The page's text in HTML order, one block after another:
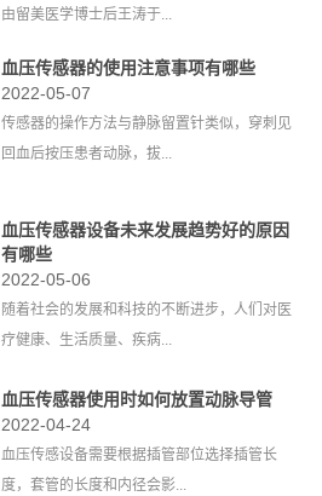
由留美医学博士后王涛于...
血压传感器的使用注意事项有哪些
2022-05-07
传感器的操作方法与静脉留置针类似，穿刺见
回血后按压患者动脉，拔...
血压传感器设备未来发展趋势好的原因
有哪些
2022-05-06
随着社会的发展和科技的不断进步，人们对医
疗健康、生活质量、疾病...
血压传感器使用时如何放置动脉导管
2022-04-24
血压传感设备需要根据插管部位选择插管长
度，套管的长度和内径会影...